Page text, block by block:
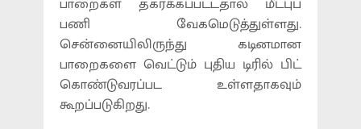
பணி வேகமெடுத்துள்ளது.
சென்னையிலிருந்து கடினமான
பாறைகளை வெட்டும் புதிய டிரில் பிட்
கொண்டுவரப்பட உள்ளதாகவும்
கூறப்படுகிறது.